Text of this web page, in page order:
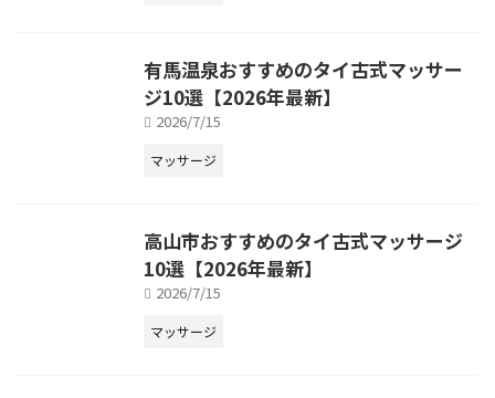
有馬温泉おすすめのタイ古式マッサー
ジ10選【2026年最新】
2026/7/15
マッサージ
高山市おすすめのタイ古式マッサージ
10選【2026年最新】
2026/7/15
マッサージ